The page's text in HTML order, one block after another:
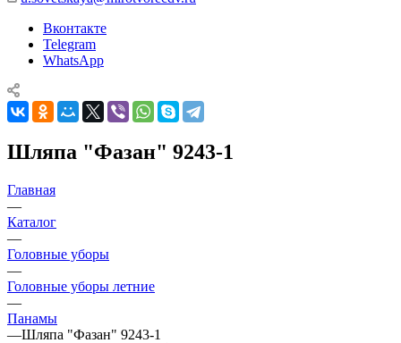
Вконтакте
Telegram
WhatsApp
Шляпа "Фазан" 9243-1
Главная
—
Каталог
—
Головные уборы
—
Головные уборы летние
—
Панамы
—Шляпа "Фазан" 9243-1